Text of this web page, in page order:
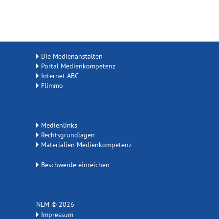
Die Medienanstalten
Portal Medienkompetenz
Internet ABC
Flimmo
Medienlinks
Rechtsgrundlagen
Materialien Medienkompetenz
Beschwerde einreichen
NLM © 2026
Impressum